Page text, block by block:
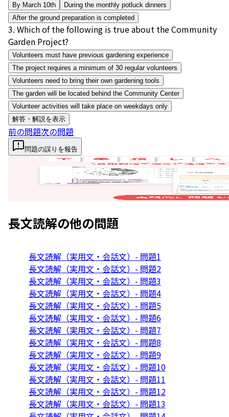
By March 10th
During the monthly potluck dinners
After the ground preparation is completed
3. Which of the following is true about the Community
Garden Project?
Volunteers must have previous gardening experience
The project requires a minimum of 30 regular volunteers
Volunteers need to bring their own gardening tools
The garden will be located behind the Community Center
Volunteer activities will take place on weekdays only
解答・解説を表示
前の問題次の問題
問題の誤りを報告
長文読解の他の問題
長文読解（実用文・会話文）- 問題1
長文読解（実用文・会話文）- 問題2
長文読解（実用文・会話文）- 問題3
長文読解（実用文・会話文）- 問題4
長文読解（実用文・会話文）- 問題5
長文読解（実用文・会話文）- 問題6
長文読解（実用文・会話文）- 問題7
長文読解（実用文・会話文）- 問題8
長文読解（実用文・会話文）- 問題9
長文読解（実用文・会話文）- 問題10
長文読解（実用文・会話文）- 問題11
長文読解（実用文・会話文）- 問題12
長文読解（実用文・会話文）- 問題13